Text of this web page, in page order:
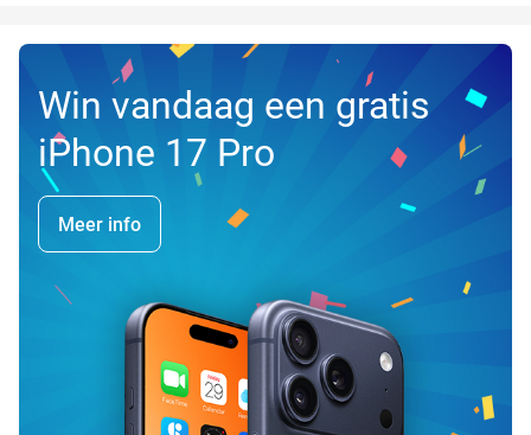
Win vandaag een gratis
iPhone 17 Pro
Meer info